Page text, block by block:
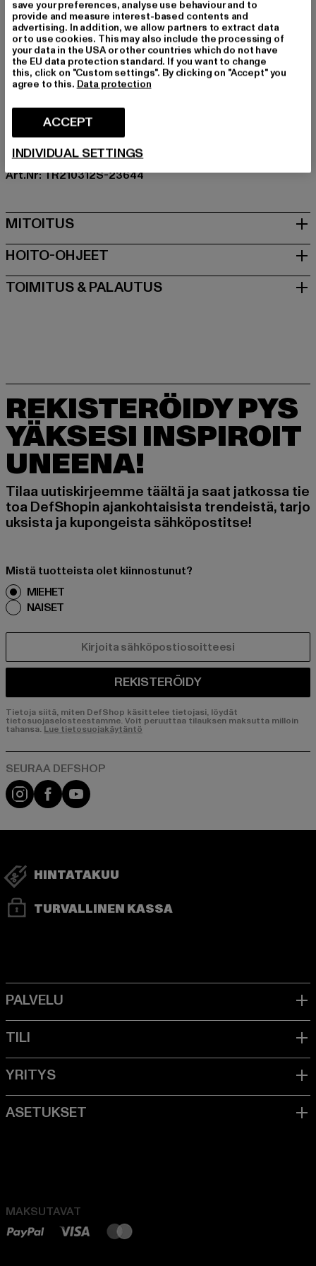
Tilaisuus: Arkivaatteet
Sulkutyypit: piilotettu vetoketju
Yksityiskohdat: Kolikkotasku, Takatasku, Viiltotasku
Leikkaa: Bootcut
Tuotemerkki: True Religion
Kategoria: Apparel
Color: blau
Valmistaja väri: peak spot
Materiaalin koostumus: 70% Puuvilla, 26% Polyesteri,
3% Viskoosi, 1% Spandex
Art.Nr: TR210312S-23644
MITOITUS
HOITO-OHJEET
TOIMITUS & PALAUTUS
REKISTERÖIDY PYS
YÄKSESI INSPIROIT
UNEENA!
Tilaa uutiskirjeemme täältä ja saat jatkossa tie
toa DefShopin ajankohtaisista trendeistä, tarjo
uksista ja kupongeista sähköpostitse!
Mistä tuotteista olet kiinnostunut?
MIEHET
NAISET
REKISTERÖIDY
Tietoja siitä, miten DefShop käsittelee tietojasi, löydät
tietosuojaselosteestamme. Voit peruuttaa tilauksen maksutta milloin
tahansa. Lue tietosuojakäytäntö
Visit our Instagram page:
Visit our Facebook page:
Visit our YouTube channel:
HINTATAKUU
TURVALLINEN KASSA
MAKSUTAVAT
save your preferences, analyse use behaviour and to
provide and measure interest-based contents and
advertising. In addition, we allow partners to extract data
or to use cookies. This may also include the processing of
your data in the USA or other countries which do not have
the EU data protection standard. If you want to change
this, click on "Custom settings". By clicking on "Accept" you
agree to this. Data protection
ACCEPT
INDIVIDUAL SETTINGS